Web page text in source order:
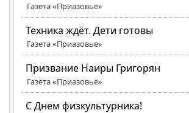
Газета «Приазовье»
Техника ждёт. Дети готовы
Газета «Приазовье»
Призвание Наиры Григорян
Газета «Приазовье»
C Днем физкультурника!